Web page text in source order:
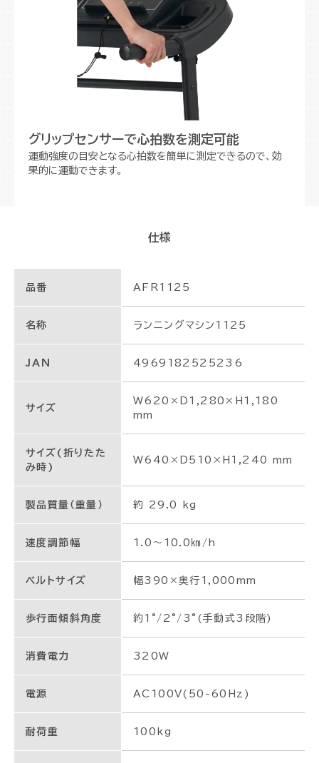
グリップセンサーで心拍数を測定可能
運動強度の目安となる心拍数を簡単に測定できるので、効
果的に運動できます。
仕様
品番 AFR1125
名称 ランニングマシン1125
JAN 4969182525236
サイズ
W620×D1,280×H1,180
mm
サイズ(折りたた
み時)
W640×D510×H1,240 mm
製品質量（重量） 約 29.0 kg
速度調節幅 1.0～10.0㎞/h
ベルトサイズ 幅390×奥行1,000mm
歩行面傾斜角度 約1°/2°/3°(手動式3段階)
消費電力 320W
電源 AC100V(50-60Hz)
耐荷重 100kg